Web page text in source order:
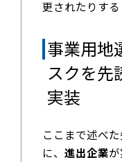
更されたりする
事業用地
スクを先
実装
ここまで述べ
に、 進出企業